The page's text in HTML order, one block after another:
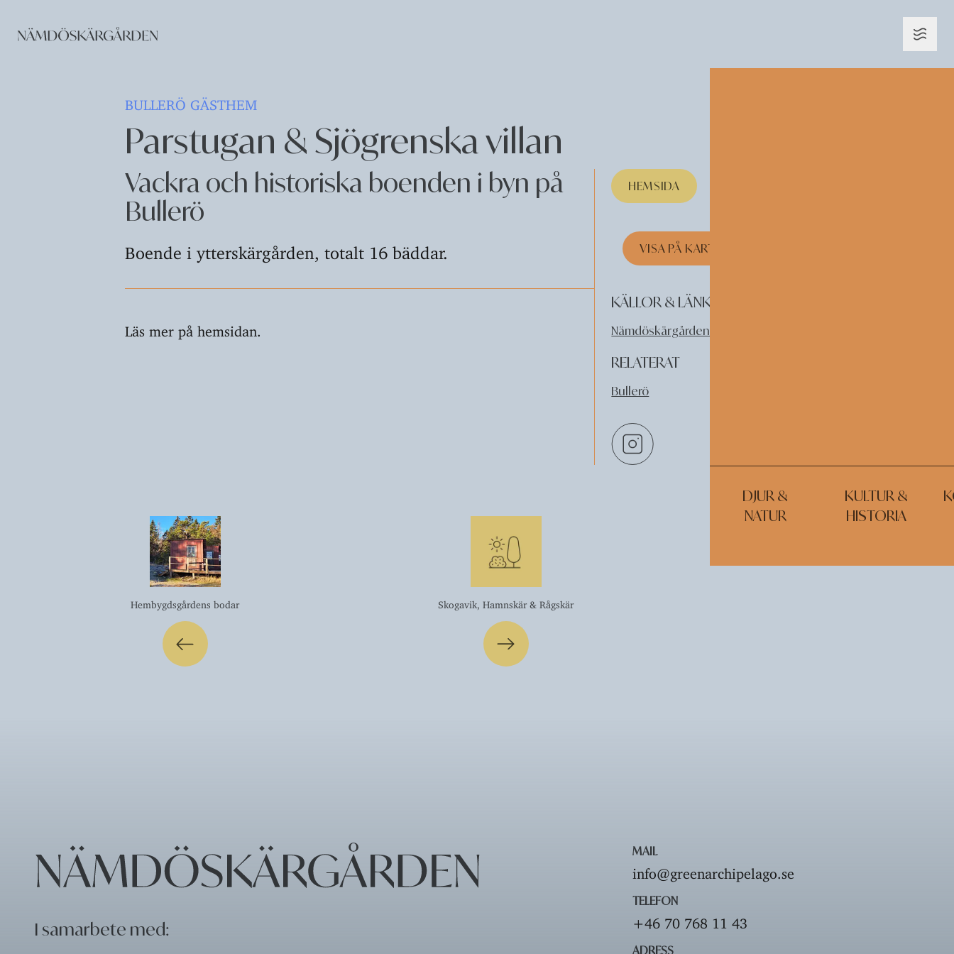
DJUR &
NATUR
KULTUR &
HISTORIA
BULLERÖ GÄSTHEM
Parstugan & Sjögrenska villan
Vackra och historiska boenden i byn på
Bullerö
Boende i ytterskärgården, totalt 16 bäddar.
Läs mer på hemsidan.
HEMSIDA
VISA PÅ KARTAN
KÄLLOR & LÄNKAR
Nämdöskärgårdens nationalpark
RELATERAT
Bullerö
Hembygdsgårdens bodar Skogavik, Hamnskär & Rågskär
I samarbete med:
MAIL
info@greenarchipelago.se
TELEFON
+46 70 768 11 43
ADRESS